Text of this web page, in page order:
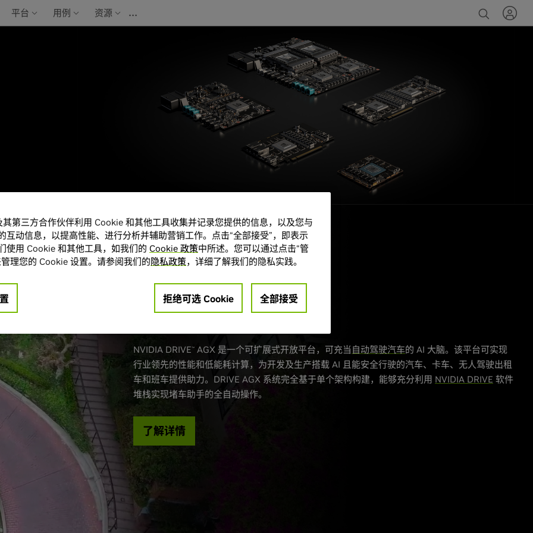
平台 用例 资源 …
自动驾驶汽车
NVIDIA DRIVE™ AGX 是一个可扩展式开放平台，可充当 自动驾驶汽车的 AI 大脑。该平台可实现
行业领先的性能和低能耗计算，为开发及生产搭载 AI 且能安全行驶的汽车、卡车、无人驾驶出租
车和班车提供助力。DRIVE AGX 系统完全基于单个架构构建，能够充分利用 NVIDIA DRIVE 软件
堆栈实现堵车助手的全自动操作。
了解详情
其第三方合作伙伴利用 Cookie 和其他工具收集并记录您提供的信息，以及您与
互动信息，以提高性能、进行分析并辅助营销工作。点击“全部接受”，即表示
使用 Cookie 和其他工具，如我们的 Cookie 政策中所述。您可以通过点击“管
理您的 Cookie 设置。请参阅我们的隐私政策，详细了解我们的隐私实践。
拒绝可选 Cookie 全部接受